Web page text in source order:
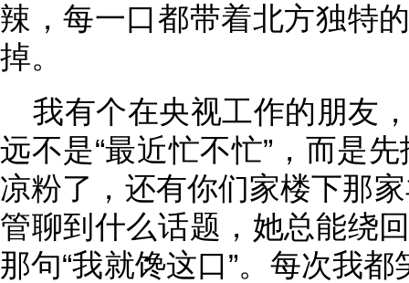
辣，每一口都带着北方独特
掉。
我有个在央视工作的朋友
远不是“最近忙不忙”，而是
凉粉了，还有你们家楼下那
管聊到什么话题，她总能绕
那句“我就馋这口”。每次我